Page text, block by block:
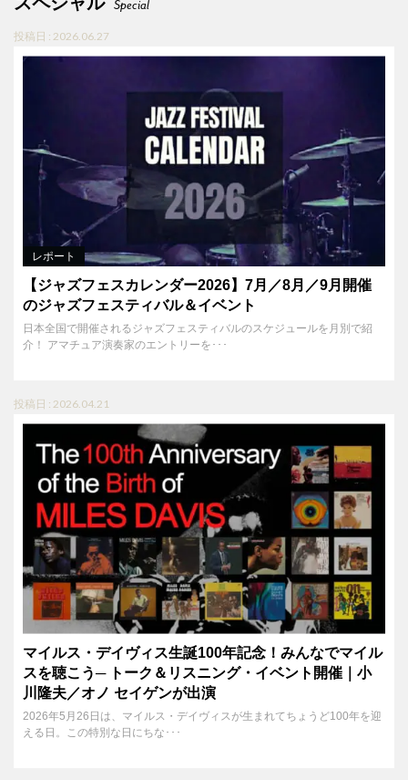
Special
投稿日 : 2026.06.27
レポート
【ジャズフェスカレンダー2026】7月／8月／9月開催
のジャズフェスティバル＆イベント
日本全国で開催されるジャズフェスティバルのスケジュールを月別で紹
介！ アマチュア演奏家のエントリーを･･･
投稿日 : 2026.04.21
マイルス・デイヴィス生誕100年記念！みんなでマイル
スを聴こう─ トーク＆リスニング・イベント開催｜小
川隆夫／オノ セイゲンが出演
2026年5月26日は、マイルス・デイヴィスが生まれてちょうど100年を迎
える日。この特別な日にちな･･･